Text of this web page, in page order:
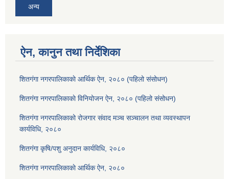
अन्य
ऐन, कानुन तथा निर्देशिका
शितगंगा नगरपालिकाकाे आर्थिक ऐन, २०८० (पहिलो संसोधन)
शितगंगा नगरपालिकाकाे विनियोजन ऐन, २०८० (पहिलो संसोधन)
शितगंगा नगरपालिकाको रोजगार संवाद मञ्च सञ्चालन तथा व्यवस्थापन
कार्यविधि, २०८०
शितगंगा कृषि/पशु अनुदान कार्यविधि, २०८०
शितगंगा नगरपालिकाकाे आर्थिक ऐन, २०८०